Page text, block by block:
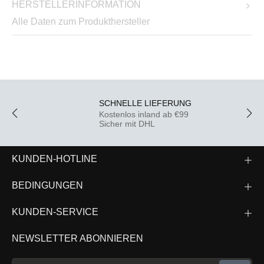
HERSTELLERINFORMATION
Alle Daten zum Produkthersteller
SCHNELLE LIEFERUNG
Kostenlos inland ab €99
Sicher mit DHL
KUNDEN-HOTLINE
BEDINGUNGEN
KUNDEN-SERVICE
NEWSLETTER ABONNIEREN